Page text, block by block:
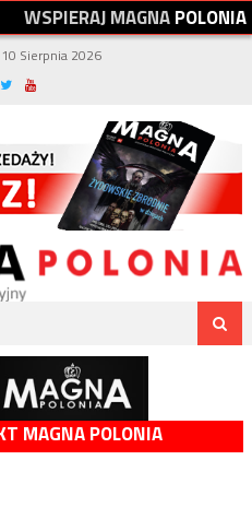
WSPIERAJMAGNAPOLONIA
Sierpnia 2026
MAGNA POLONIA